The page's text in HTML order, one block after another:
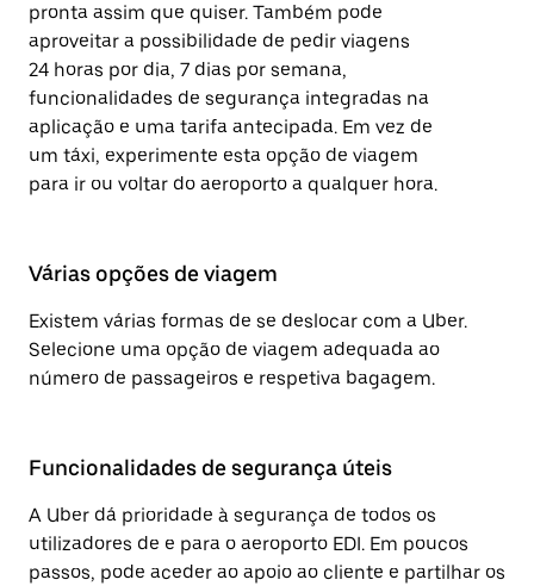
pronta assim que quiser. Também pode
aproveitar a possibilidade de pedir viagens
24 horas por dia, 7 dias por semana,
funcionalidades de segurança integradas na
aplicação e uma tarifa antecipada. Em vez de
um táxi, experimente esta opção de viagem
para ir ou voltar do aeroporto a qualquer hora.
Várias opções de viagem
Existem várias formas de se deslocar com a Uber.
Selecione uma opção de viagem adequada ao
número de passageiros e respetiva bagagem.
Funcionalidades de segurança úteis
A Uber dá prioridade à segurança de todos os
utilizadores de e para o aeroporto EDI. Em poucos
passos, pode aceder ao apoio ao cliente e partilhar os